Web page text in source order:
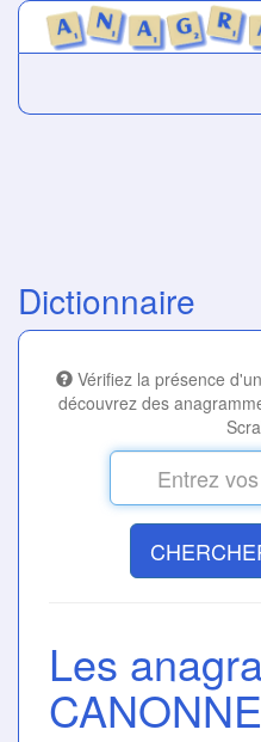
Dictionnaire
Vérifiez la présence
découvrez des
Les